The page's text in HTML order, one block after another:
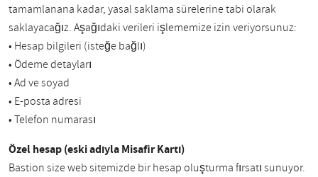
tamamlanana kadar, yasal saklama sürelerine tabi olarak
saklayacağız. Aşağıdaki verileri işlememize izin veriyorsunuz:
• Hesap bilgileri (isteğe bağlı)
• Ödeme detayları
• Ad ve soyad
• E-posta adresi
• Telefon numarası
Özel hesap (eski adıyla Misafir Kartı)
Bastion size web sitemizde bir hesap oluşturma fırsatı sunuyor.